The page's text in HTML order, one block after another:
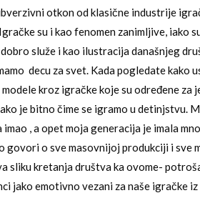
otkon od klasične industrije
su i kao fenomen zanimljive, iako
služe i kao ilustracija današnjeg
decu za svet. Kada pogledate kako
kroz igračke koje su određene za
je bitno čime se igramo u detinjstvu.
, a opet moja generacija je imala
govori o sve masovnijoj produkciji i sve
sliku kretanja društva ka ovome-
jako emotivno vezani za naše igračke